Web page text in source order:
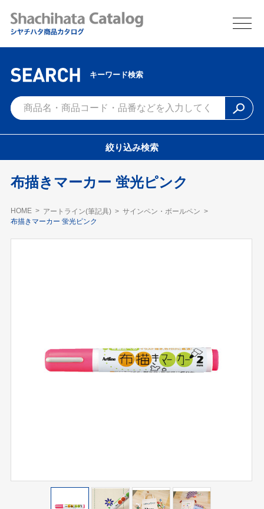
キーワード検索
絞り込み検索
布描きマーカー 蛍光ピンク
HOME アートライン(筆記具)
サインペン・ボールペン
布描きマーカー 蛍光ピンク